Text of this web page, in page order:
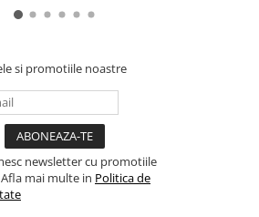
si promotiile noastre
newsletter cu promotiile
mai multe in Politica de